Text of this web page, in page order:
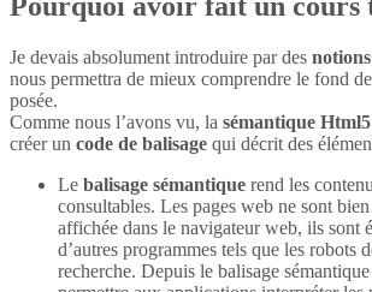
Je devais absolument introduire par des
nous permettra de mieux comprendre le fond
posée.
Comme nous l’avons vu, la sémantique Html5
créer un code de balisage qui décrit des
Le balisage sémantique rend les
consultables. Les pages web ne sont
affichée dans le navigateur web, ils sont
d’autres programmes tels que les robots
recherche. Depuis le balisage